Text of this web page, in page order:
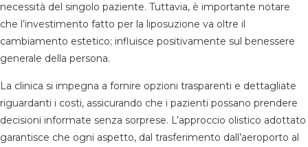
necessità del singolo paziente. Tuttavia, è importante notare
che l’investimento fatto per la liposuzione va oltre il
cambiamento estetico; influisce positivamente sul benessere
generale della persona.
La clinica si impegna a fornire opzioni trasparenti e dettagliate
riguardanti i costi, assicurando che i pazienti possano prendere
decisioni informate senza sorprese. L’approccio olistico adottato
garantisce che ogni aspetto, dal trasferimento dall’aeroporto al